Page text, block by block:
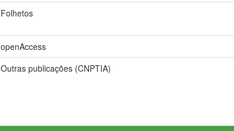
Folhetos
openAccess
Outras publicações (CNPTIA)